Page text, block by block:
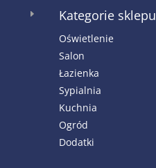
E Kategorie sklepu
Oświetlenie
Salon
Łazienka
Sypialnia
Kuchnia
Ogród
Dodatki